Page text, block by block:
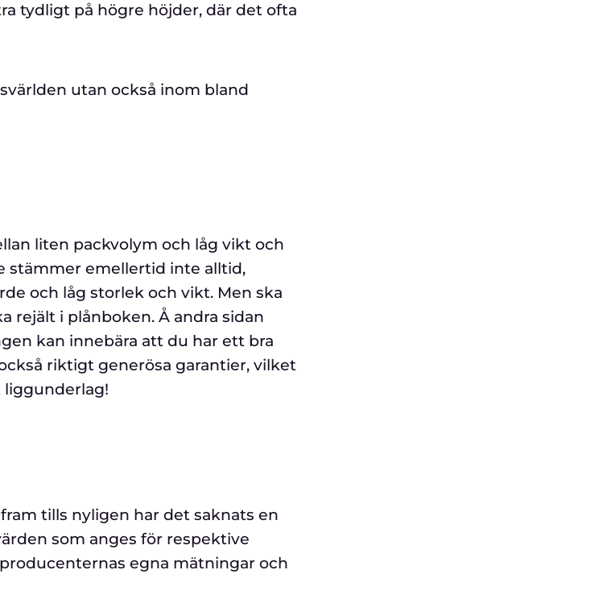
tydligt på högre höjder, där det ofta
utan också inom bland
liten packvolym och låg vikt och
stämmer emellertid inte alltid,
och låg storlek och vikt. Men ska
rejält i plånboken. Å andra sidan
kan innebära att du har ett bra
riktigt generösa garantier, vilket
liggunderlag!
tills nyligen har det saknats en
som anges för respektive
egna mätningar och